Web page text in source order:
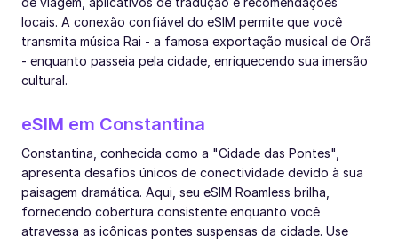
locais. A conexão confiável do eSIM permite que você
transmita música Rai - a famosa exportação musical de Orã
- enquanto passeia pela cidade, enriquecendo sua imersão
cultural.
eSIM em Constantina
Constantina, conhecida como a "Cidade das Pontes",
apresenta desafios únicos de conectividade devido à sua
paisagem dramática. Aqui, seu eSIM Roamless brilha,
fornecendo cobertura consistente enquanto você
atravessa as icônicas pontes suspensas da cidade. Use